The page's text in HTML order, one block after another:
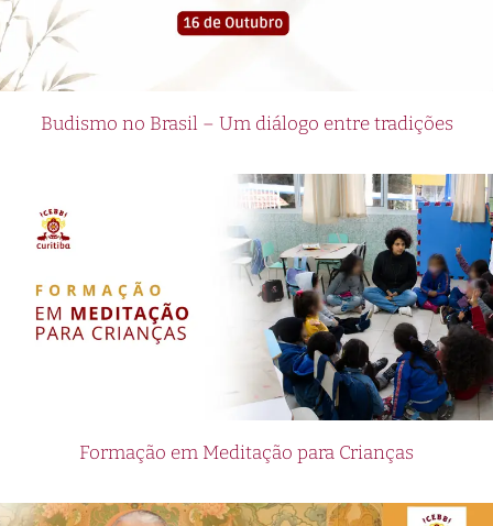
Budismo no Brasil – Um diálogo entre tradições
Formação em Meditação para Crianças